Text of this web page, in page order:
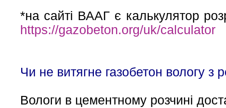
*на сайті ВААГ є калькулятор
https://gazobeton.org/uk/calculator
Чи не витягне газобетон вологу з
Вологи в цементному розчині